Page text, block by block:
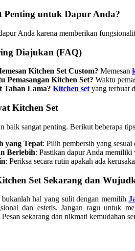
Penting untuk Dapur Anda?
Anda karena memberikan
Diajukan (FAQ)
Kitchen Set Custom? Memesan
Pemasangan Kitchen Set? Waktu
Tahan Lama? Kitchen set yang terbuat
Kitchen Set
baik sangat penting. Berikut beberapa
yang Tepat: Pilih pembersih yang sesuai
Berlebih: Pastikan dapur Anda
: Periksa secara rutin apakah ada
Set Sekarang dan
hal yang sulit dengan memilih
dan estetis. Jangan ragu untuk
sekarang dan nikmati kemudahan